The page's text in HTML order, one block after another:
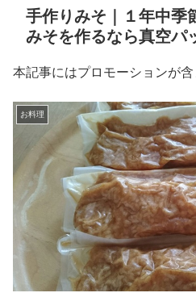
手作りみそ｜１年中季
みそを作るなら真空パ
本記事にはプロモーションが
お料理